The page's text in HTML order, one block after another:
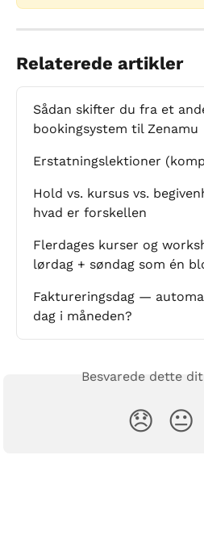
Relaterede artikler
Sådan skifter du fra et
bookingsystem til Zenamu
Erstatningslektioner
Hold vs. kursus vs.
hvad er forskellen
Flerdages kurser og
lørdag + søndag som én
Faktureringsdag —
dag i måneden?
Besvarede dette
😞 😐